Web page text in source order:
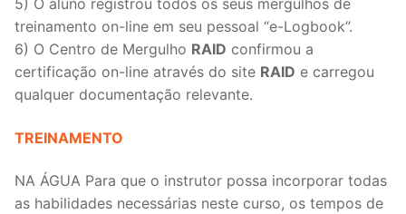
5) O aluno registrou todos os seus mergulhos de
treinamento on-line em seu pessoal “e-Logbook”.
6) O Centro de Mergulho RAID confirmou a
certificação on-line através do site RAID e carregou
qualquer documentação relevante.
TREINAMENTO
NA ÁGUA Para que o instrutor possa incorporar todas
as habilidades necessárias neste curso, os tempos de